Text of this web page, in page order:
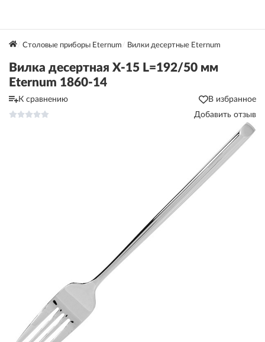
Столовые приборы Eternum Вилки десертные Eternum
Вилка десертная X-15 L=192/50 мм
Eternum 1860-14
К сравнению
В избранное
Добавить отзыв